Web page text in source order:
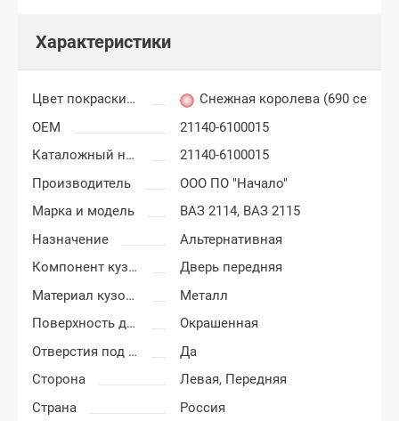
Характеристики
Цвет покраски ВАЗ 2113, 2114, 2115
Снежная королева (690
OEM
21140-6100015
Каталожный номер
21140-6100015
Производитель
ООО ПО "Начало"
Марка и модель
ВАЗ 2114, ВАЗ 2115
Назначение
Альтернативная
Компонент кузова
Дверь передняя
Материал кузовных деталей
Металл
Поверхность двери
Окрашенная
Отверстия под молдинг
Да
Сторона
Левая, Передняя
Страна
Россия